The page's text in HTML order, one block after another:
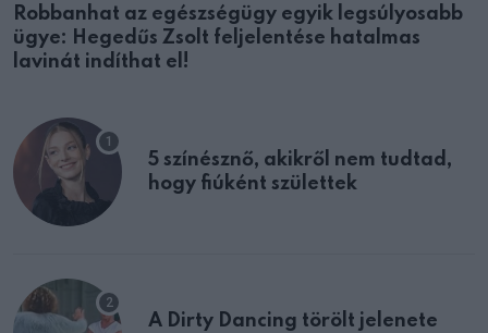
Robbanhat az egészségügy egyik legsúlyosabb
ügye: Hegedűs Zsolt feljelentése hatalmas
lavinát indíthat el!
5 színésznő, akikről nem tudtad,
hogy fiúként születtek
A Dirty Dancing törölt jelenete